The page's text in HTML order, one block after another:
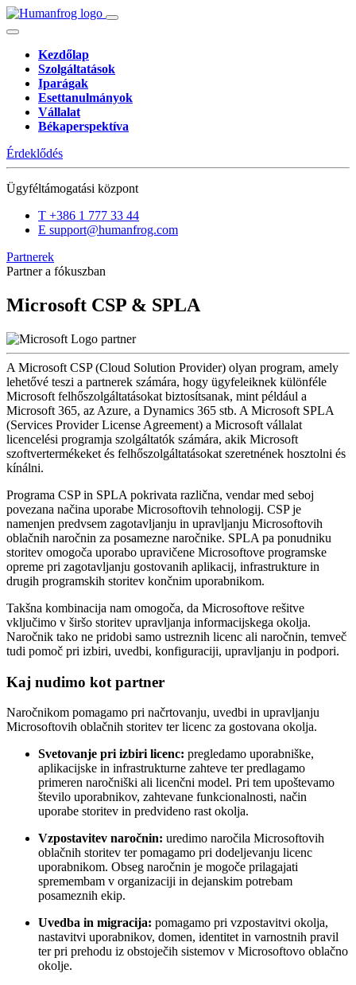
Kezdőlap
Szolgáltatások
Iparágak
Esettanulmányok
Vállalat
Békaperspektíva
Érdeklődés
Ügyféltámogatási központ
T +386 1 777 33 44
E support@humanfrog.com
Partnerek
Partner a fókuszban
Microsoft CSP & SPLA
A Microsoft CSP (Cloud Solution Provider) olyan program, amely
lehetővé teszi a partnerek számára, hogy ügyfeleiknek különféle
Microsoft felhőszolgáltatásokat biztosítsanak, mint például a
Microsoft 365, az Azure, a Dynamics 365 stb. A Microsoft SPLA
(Services Provider License Agreement) a Microsoft vállalat
licencelési programja szolgáltatók számára, akik Microsoft
szoftvertermékeket és felhőszolgáltatásokat szeretnének hosztolni és
kínálni.
Programa CSP in SPLA pokrivata različna, vendar med seboj
povezana načina uporabe Microsoftovih tehnologij. CSP je
namenjen predvsem zagotavljanju in upravljanju Microsoftovih
oblačnih naročnin za posamezne naročnike. SPLA pa ponudniku
storitev omogoča uporabo upravičene Microsoftove programske
opreme pri zagotavljanju gostovanih aplikacij, infrastrukture in
drugih programskih storitev končnim uporabnikom.
Takšna kombinacija nam omogoča, da Microsoftove rešitve
vključimo v širšo storitev upravljanja informacijskega okolja.
Naročnik tako ne pridobi samo ustreznih licenc ali naročnin, temveč
tudi pomoč pri izbiri, uvedbi, konfiguraciji, upravljanju in podpori.
Kaj nudimo kot partner
Naročnikom pomagamo pri načrtovanju, uvedbi in upravljanju
Microsoftovih oblačnih storitev ter licenc za gostovana okolja.
Svetovanje pri izbiri licenc: pregledamo uporabniške,
aplikacijske in infrastrukturne zahteve ter predlagamo
primeren naročniški ali licenčni model. Pri tem upoštevamo
število uporabnikov, zahtevane funkcionalnosti, način
uporabe storitev in predvideno rast okolja.
Vzpostavitev naročnin: uredimo naročila Microsoftovih
oblačnih storitev ter pomagamo pri dodeljevanju licenc
uporabnikom. Obseg naročnin je mogoče prilagajati
spremembam v organizaciji in dejanskim potrebam
posameznih ekip.
Uvedba in migracija: pomagamo pri vzpostavitvi okolja,
nastavitvi uporabnikov, domen, identitet in varnostnih pravil
ter pri prehodu iz obstoječih sistemov v Microsoftovo oblačno
okolje.